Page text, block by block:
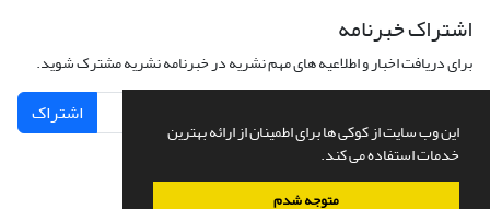
این وب سایت از کوکی ها برای اطمینان از ارائه بهترین
خدمات استفاده می کند.
متوجه شدم
اشتراک خبرنامه
برای دریافت اخبار و اطلاعیه های مهم نشریه در خبرنامه نشریه مشترک شوید.
اشتراک